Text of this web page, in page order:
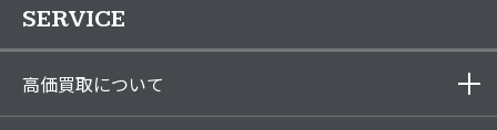
SERVICE
高価買取について